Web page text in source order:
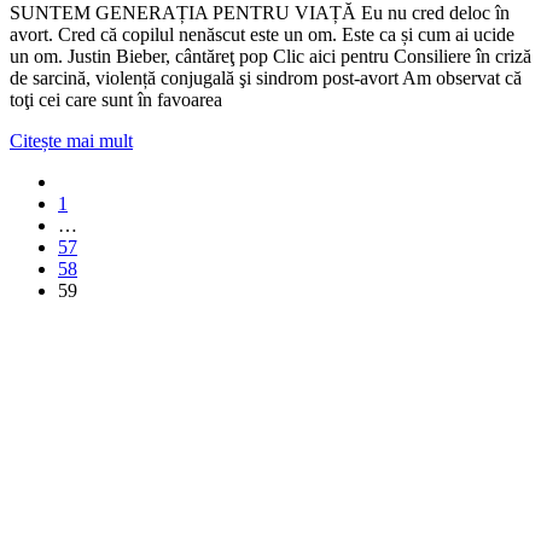
SUNTEM GENERAȚIA PENTRU VIAȚĂ Eu nu cred deloc în
avort. Cred că copilul nenăscut este un om. Este ca și cum ai ucide
un om. Justin Bieber, cântăreţ pop Clic aici pentru Consiliere în criză
de sarcină, violență conjugală şi sindrom post-avort Am observat că
toţi cei care sunt în favoarea
Citește mai mult
1
…
57
58
59